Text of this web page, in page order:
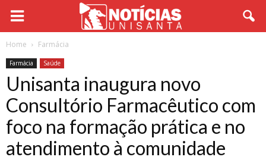
Home Farmácia
Farmácia Saúde
Unisanta inaugura novo
Consultório Farmacêutico com
foco na formação prática e no
atendimento à comunidade